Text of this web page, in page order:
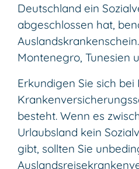
Deutschland ein
abgeschlossen hat,
Montenegro, Tunesien
Erkundigen Sie sich
besteht. Wenn es
Urlaubsland kein
gibt, sollten Sie